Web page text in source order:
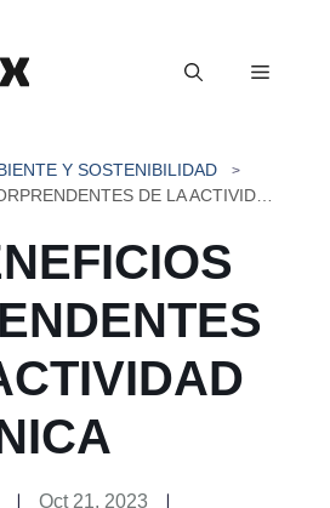
Menú
Y SOSTENIBILIDAD
Oct 21, 2023